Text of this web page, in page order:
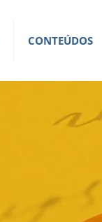
CONTEÚDOS